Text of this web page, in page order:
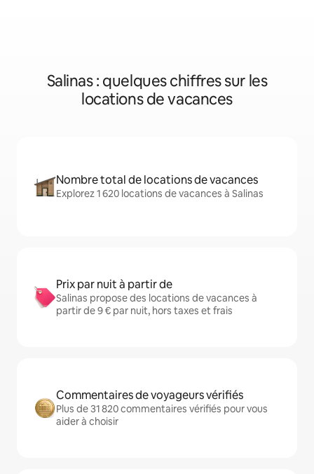
Salinas : quelques chiffres sur les
locations de vacances
Nombre total de locations de vacances
Explorez 1 620 locations de vacances à Salinas
Prix par nuit à partir de
Salinas propose des locations de vacances à
partir de 9 € par nuit, hors taxes et frais
Commentaires de voyageurs vérifiés
Plus de 31 820 commentaires vérifiés pour vous
aider à choisir